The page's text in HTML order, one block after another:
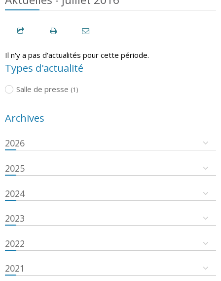
Il n'y a pas d'actualités pour cette période.
Types d'actualité
Salle de presse (1)
Archives
2026
2025
2024
2023
2022
2021